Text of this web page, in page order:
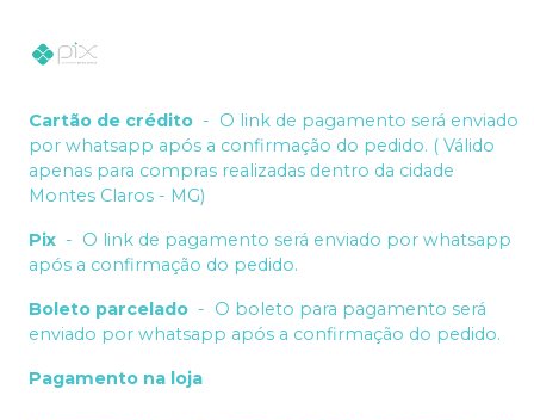
Cartão de crédito - O link de pagamento será enviado
por whatsapp após a confirmação do pedido. ( Válido
apenas para compras realizadas dentro da cidade
Montes Claros - MG)
Pix - O link de pagamento será enviado por whatsapp
após a confirmação do pedido.
Boleto parcelado - O boleto para pagamento será
enviado por whatsapp após a confirmação do pedido.
Pagamento na loja